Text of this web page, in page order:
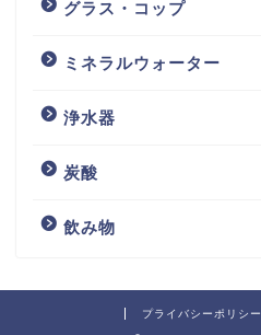
グラス・コップ
ミネラルウォーター
浄水器
炭酸
飲み物
プライバシーポリシー